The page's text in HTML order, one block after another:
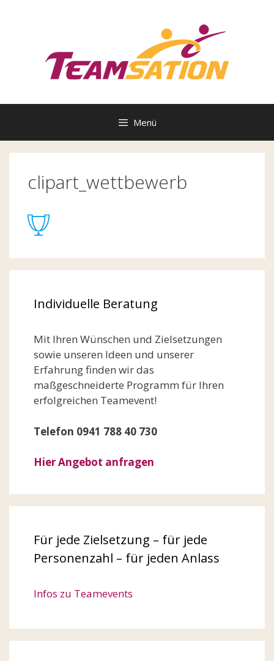
Menü
clipart_wettbewerb
Individuelle Beratung
Mit Ihren Wünschen und Zielsetzungen
sowie unseren Ideen und unserer
Erfahrung finden wir das
maßgeschneiderte Programm für Ihren
erfolgreichen Teamevent!
Telefon 0941 788 40 730
Hier Angebot anfragen
Für jede Zielsetzung – für jede
Personenzahl – für jeden Anlass
Infos zu Teamevents